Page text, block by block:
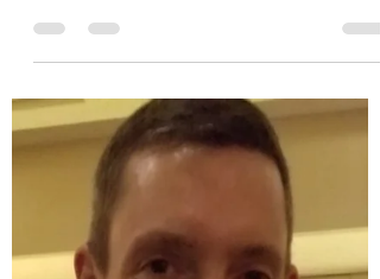
23 févr. 2022
1 min de lecture
La course de l'Empire State
building de New York.
Félicitation à Alex Workman, champion
américain des courses de marches. Il a